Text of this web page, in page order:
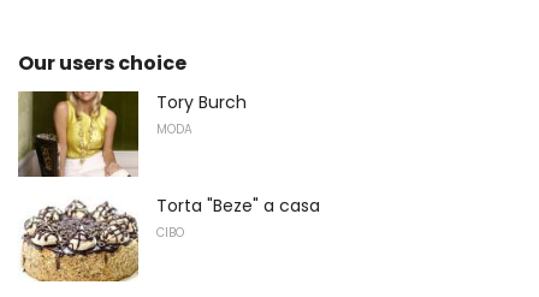
Our users choice
Tory Burch
MODA
Torta "Beze" a casa
CIBO